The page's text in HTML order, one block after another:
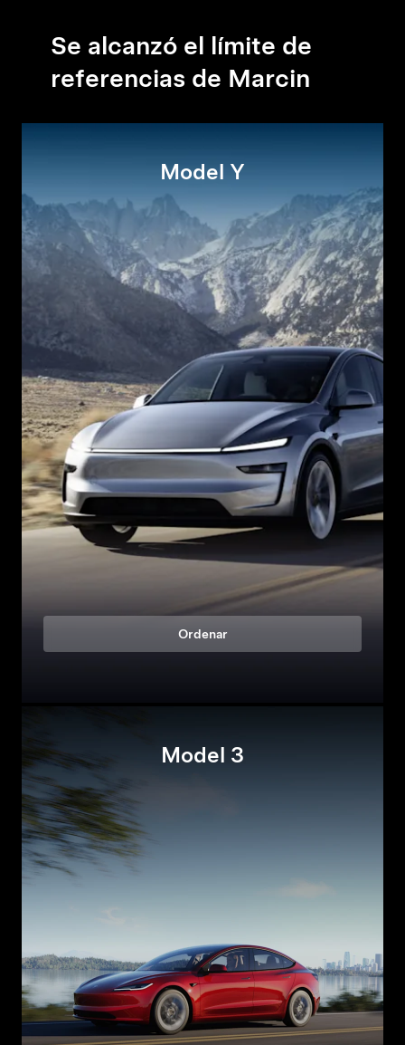
Se alcanzó el límite de
referencias de Marcin
Model Y
Ordenar
Model 3